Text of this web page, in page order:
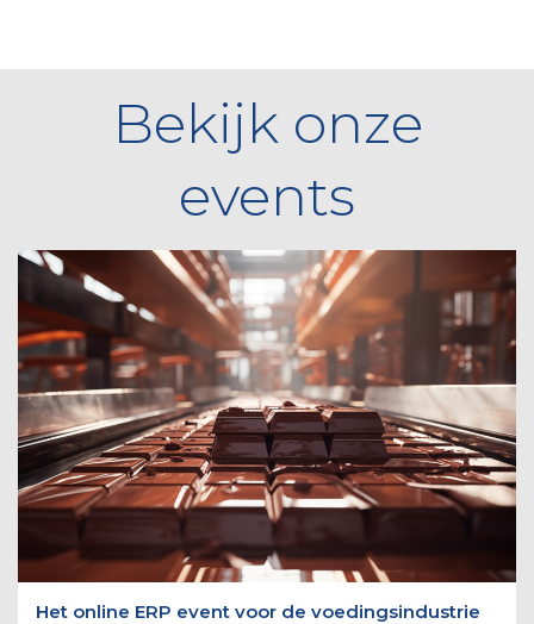
Bekijk onze
events
Het online ERP event voor de voedingsindustrie